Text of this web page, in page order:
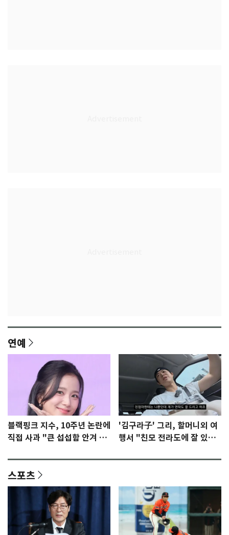
연예
블랙핑크 지수, 10주년 논란에
직접 사과 "큰 섭섭함 안겨 미
'김구라子' 그리, 할머니외 여
행서 "친모 전라도에 잘 있
스포츠